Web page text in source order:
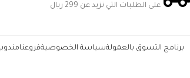
على الطلبات التي تزيد عن 299 ريال
برنامج التسوق بالعمولةسياسة الخصوصيةفروعنا